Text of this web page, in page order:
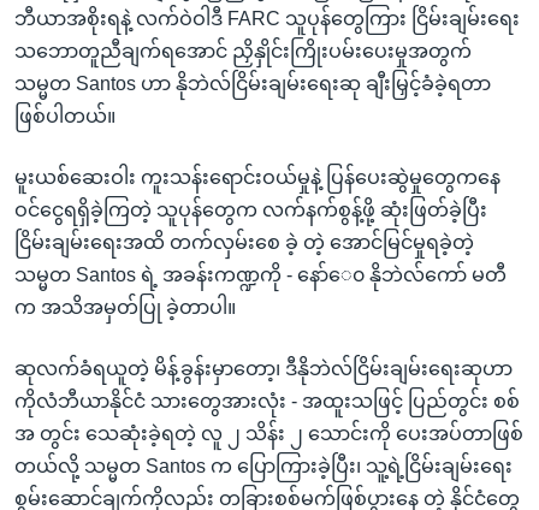
ဘီယာအစိုးရနဲ့ လက်ဝဲဝါဒီ FARC သူပုန်တွေကြား ငြိမ်းချမ်းရေး
သဘောတူညီချက်ရအောင် ညှိနှိုင်းကြိုးပမ်းပေးမှုအတွက်
သမ္မတ Santos ဟာ နိုဘဲလ်ငြိမ်းချမ်းရေးဆု ချီးမြှင့်ခံခဲ့ရတာ
ဖြစ်ပါတယ်။
မူးယစ်ဆေးဝါး ကူးသန်းရောင်းဝယ်မှုနဲ့ ပြန်ပေးဆွဲမှုတွေကနေ
ဝင်ငွေရရှိခဲ့ကြတဲ့ သူပုန်တွေက လက်နက်စွန့်ဖို့ ဆုံးဖြတ်ခဲ့ပြီး
ငြိမ်းချမ်းရေးအထိ တက်လှမ်းစေ ခဲ့ တဲ့ အောင်မြင်မှုရခဲ့တဲ့
သမ္မတ Santos ရဲ့ အခန်းကဏ္ဍကို - နော်ေ၀ နိုဘဲလ်ကော် မတီ
က အသိအမှတ်ပြု ခဲ့တာပါ။
ဆုလက်ခံရယူတဲ့ မိန့်ခွန်းမှာတော့၊ ဒီနိုဘဲလ်ငြိမ်းချမ်းရေးဆုဟာ
ကိုလံဘီယာနိုင်ငံ သားတွေအားလုံး - အထူးသဖြင့် ပြည်တွင်း စစ်
အ တွင်း သေဆုံးခဲ့ရတဲ့ လူ ၂ သိန်း ၂ သောင်းကို ပေးအပ်တာဖြစ်
တယ်လို့ သမ္မတ Santos က ပြောကြားခဲ့ပြီး၊ သူ့ရဲ့ငြိမ်းချမ်းရေး
စွမ်းဆောင်ချက်ကိုလည်း တခြားစစ်မက်ဖြစ်ပွားနေ တဲ့ နိုင်ငံတွေ